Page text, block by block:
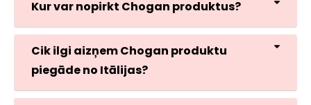
Kur var nopirkt Chogan produktus?
Cik ilgi aizņem Chogan produktu
piegāde no Itālijas?